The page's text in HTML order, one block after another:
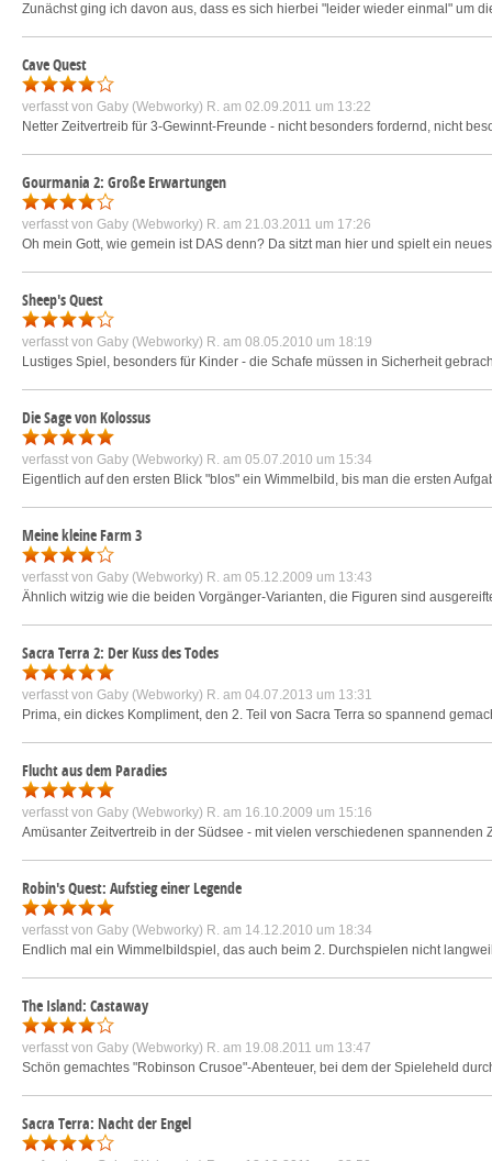
Zunächst ging ich davon aus, dass es sich hierbei "leider wieder einmal" um
Cave Quest
verfasst von Gaby (Webworky) R. am 02.09.2011 um 13:22
Netter Zeitvertreib für 3-Gewinnt-Freunde - nicht besonders fordernd, nicht
Gourmania 2: Große Erwartungen
verfasst von Gaby (Webworky) R. am 21.03.2011 um 17:26
Oh mein Gott, wie gemein ist DAS denn? Da sitzt man hier und spielt ein
Sheep's Quest
verfasst von Gaby (Webworky) R. am 08.05.2010 um 18:19
Lustiges Spiel, besonders für Kinder - die Schafe müssen in Sicherheit
Die Sage von Kolossus
verfasst von Gaby (Webworky) R. am 05.07.2010 um 15:34
Eigentlich auf den ersten Blick "blos" ein Wimmelbild, bis man die ersten
Meine kleine Farm 3
verfasst von Gaby (Webworky) R. am 05.12.2009 um 13:43
Ähnlich witzig wie die beiden Vorgänger-Varianten, die Figuren sind
Sacra Terra 2: Der Kuss des Todes
verfasst von Gaby (Webworky) R. am 04.07.2013 um 13:31
Prima, ein dickes Kompliment, den 2. Teil von Sacra Terra so spannend
Flucht aus dem Paradies
verfasst von Gaby (Webworky) R. am 16.10.2009 um 15:16
Amüsanter Zeitvertreib in der Südsee - mit vielen verschiedenen
Robin's Quest: Aufstieg einer Legende
verfasst von Gaby (Webworky) R. am 14.12.2010 um 18:34
Endlich mal ein Wimmelbildspiel, das auch beim 2. Durchspielen nicht
The Island: Castaway
verfasst von Gaby (Webworky) R. am 19.08.2011 um 13:47
Schön gemachtes "Robinson Crusoe"-Abenteuer, bei dem der Spieleheld
Sacra Terra: Nacht der Engel